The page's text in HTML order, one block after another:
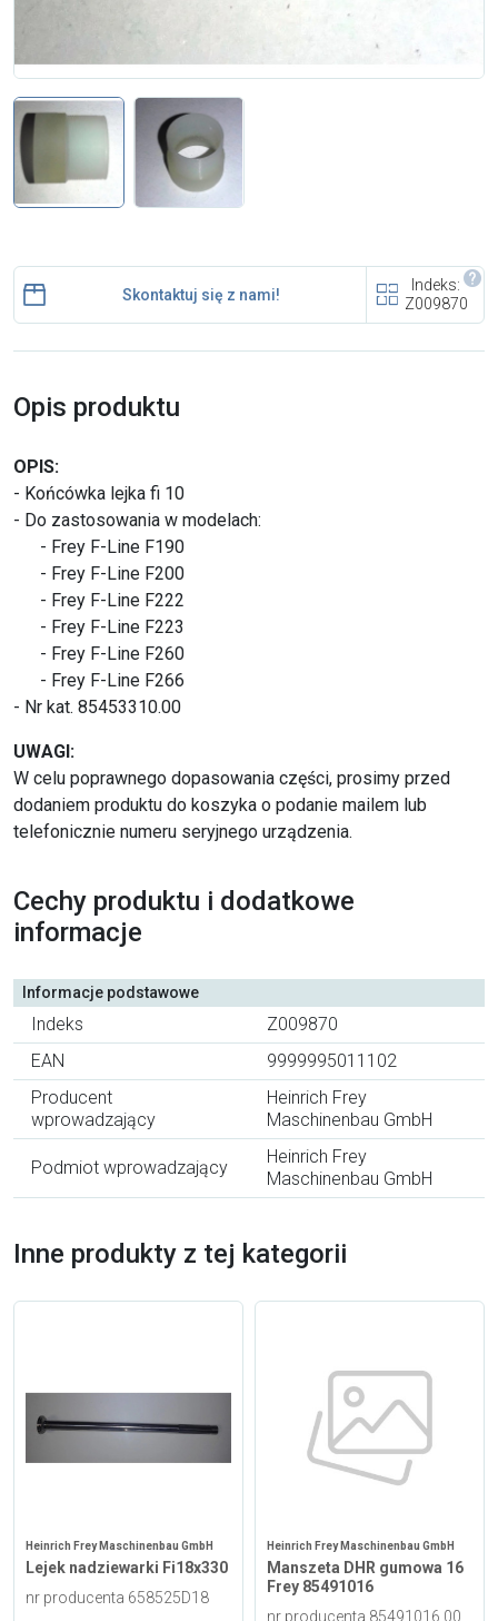
Regulamin
Polityka prywatności
Skontaktuj się z nami
Polecany artykuł
urządzeń dla przetwórstwa
mięsnego
Skontaktuj się z nami!
Indeks:
Z009870
Opis produktu
OPIS:
- Końcówka lejka fi 10
- Do zastosowania w modelach:
- Frey F-Line F190
- Frey F-Line F200
- Frey F-Line F222
- Frey F-Line F223
- Frey F-Line F260
- Frey F-Line F266
- Nr kat. 85453310.00
UWAGI:
W celu poprawnego dopasowania części, prosimy przed
dodaniem produktu do koszyka o podanie mailem lub
telefonicznie numeru seryjnego urządzenia.
Cechy produktu i dodatkowe
informacje
Informacje podstawowe
Indeks
Z009870
EAN
9999995011102
Producent
wprowadzający
Heinrich Frey
Maschinenbau GmbH
Podmiot wprowadzający
Heinrich Frey
Maschinenbau GmbH
Inne produkty z tej kategorii
Heinrich Frey Maschinenbau GmbH
Lejek nadziewarki Fi18x330
nr producenta 658525D18
Heinrich Frey Maschinenbau GmbH
Manszeta DHR gumowa 16
Frey 85491016
nr producenta 85491016.00